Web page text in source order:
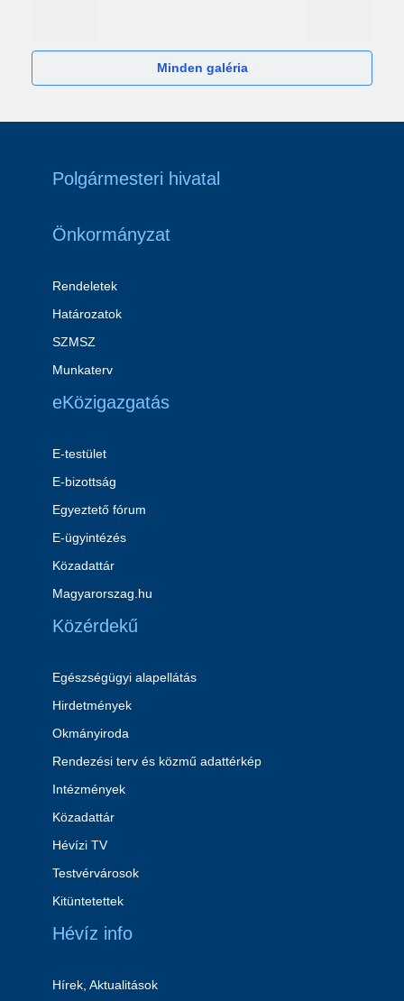
Minden galéria
Polgármesteri hivatal
Önkormányzat
Rendeletek
Határozatok
SZMSZ
Munkaterv
eKözigazgatás
E-testület
E-bizottság
Egyeztető fórum
E-ügyintézés
Közadattár
Magyarorszag.hu
Közérdekű
Egészségügyi alapellátás
Hirdetmények
Okmányiroda
Rendezési terv és közmű adattérkép
Intézmények
Közadattár
Hévízi TV
Testvérvárosok
Kitüntetettek
Hévíz info
Hírek, Aktualitások